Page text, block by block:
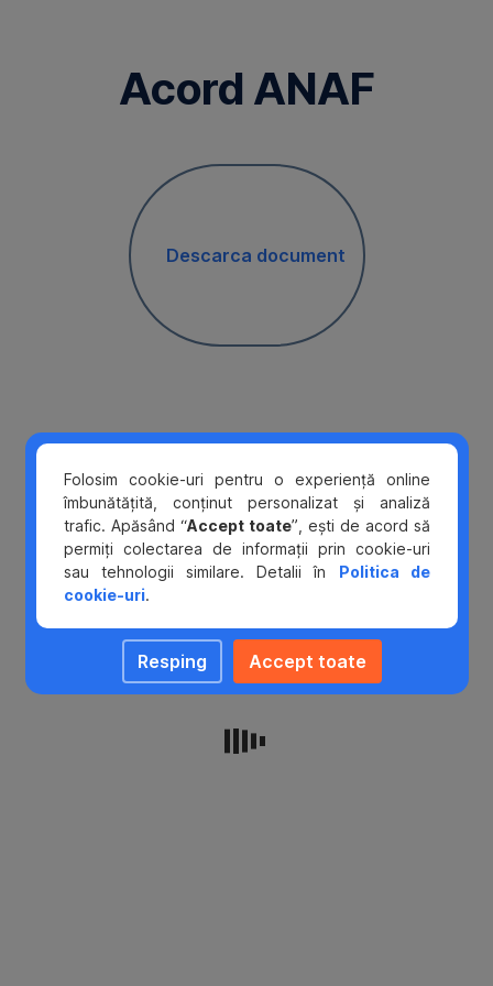
Acord ANAF
Descarca document
Folosim cookie-uri pentru o experiență online
îmbunătățită, conținut personalizat și analiză
trafic. Apăsând “Accept toate”, ești de acord să
permiți colectarea de informații prin cookie-uri
sau tehnologii similare. Detalii în Politica de
cookie-uri.
Resping Accept toate